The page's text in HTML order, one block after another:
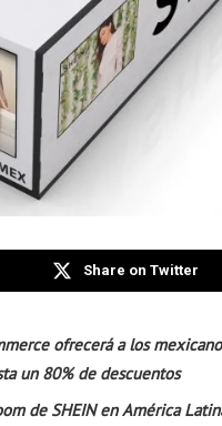
Share on Twitter
ofrecerá a los
un 80% de descuentos
de SHEIN en América